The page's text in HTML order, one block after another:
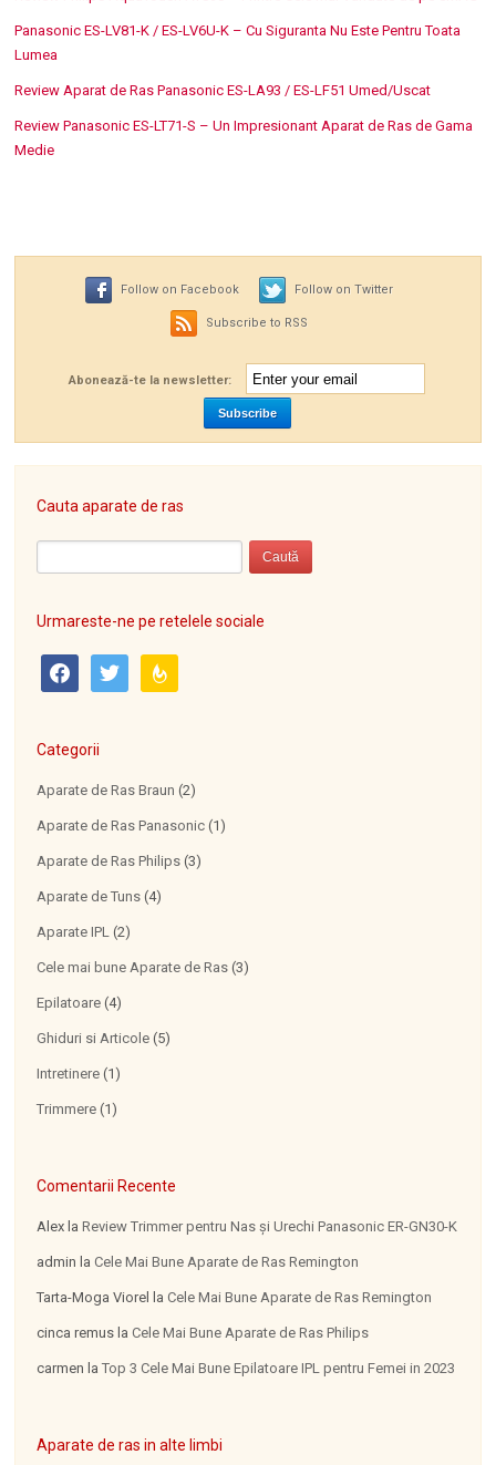
Panasonic ES-LV81-K / ES-LV6U-K – Cu Siguranta Nu Este Pentru Toata
Lumea
Review Aparat de Ras Panasonic ES-LA93 / ES-LF51 Umed/Uscat
Review Panasonic ES-LT71-S – Un Impresionant Aparat de Ras de Gama
Medie
Follow on Facebook Follow on Twitter
Subscribe to RSS
Abonează-te la newsletter:
Cauta aparate de ras
Urmareste-ne pe retelele sociale
facebooktwitter feedburner
Categorii
Aparate de Ras Braun (2)
Aparate de Ras Panasonic (1)
Aparate de Ras Philips (3)
Aparate de Tuns (4)
Aparate IPL (2)
Cele mai bune Aparate de Ras (3)
Epilatoare (4)
Ghiduri si Articole (5)
Intretinere (1)
Trimmere (1)
Comentarii Recente
Alex laReview Trimmer pentru Nas şi Urechi Panasonic ER-GN30-K
admin laCele Mai Bune Aparate de Ras Remington
Tarta-Moga Viorel laCele Mai Bune Aparate de Ras Remington
cinca remus laCele Mai Bune Aparate de Ras Philips
carmen laTop 3 Cele Mai Bune Epilatoare IPL pentru Femei in 2023
Aparate de ras in alte limbi